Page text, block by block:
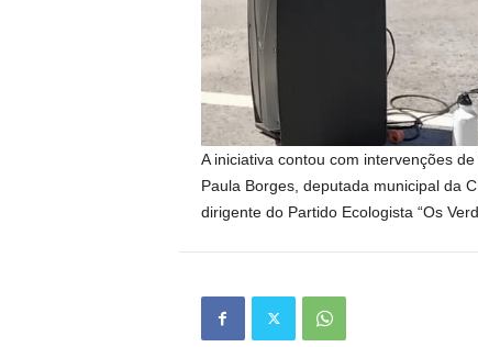
A iniciativa contou com intervenções
Paula Borges, deputada municipal da
dirigente do Partido Ecologista “Os